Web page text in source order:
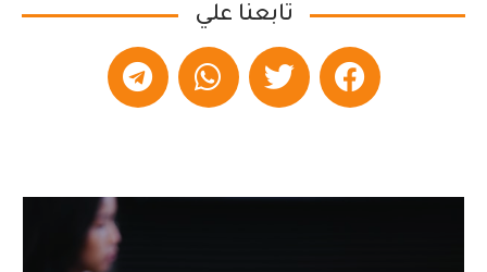
تابعنا علي